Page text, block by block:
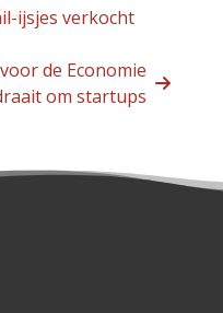
ijsjes verkocht
de Economie
om startups